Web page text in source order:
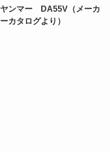
ヤンマー DA55V（メーカ
ーカタログより）